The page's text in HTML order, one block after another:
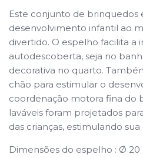
Este conjunto de brinquedos
desenvolvimento infantil ao
divertido. O espelho facilita a
autodescoberta, seja no
decorativa no quarto.
chão para estimular o
coordenação motora fina do
laváveis ​​foram projetados
das crianças, estimulando sua
Dimensões do espelho : Ø 20